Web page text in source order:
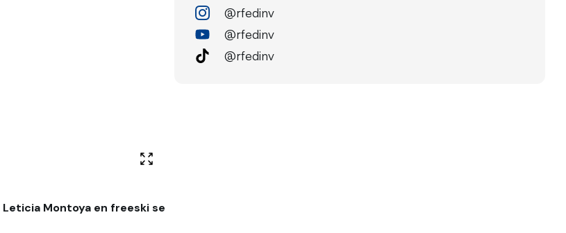
Montoya en freeski se
@rfedinv
@rfedinv
@rfedinv